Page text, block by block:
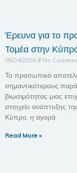
Έρευνα για το
Τομέα στην
05/04/2026 No
Το προσωπικό
σημαντικότερους
βιωσιμότητας μιας
στοιχείο ανάπτυξης
Κύπρο, η αγορά
Read More »